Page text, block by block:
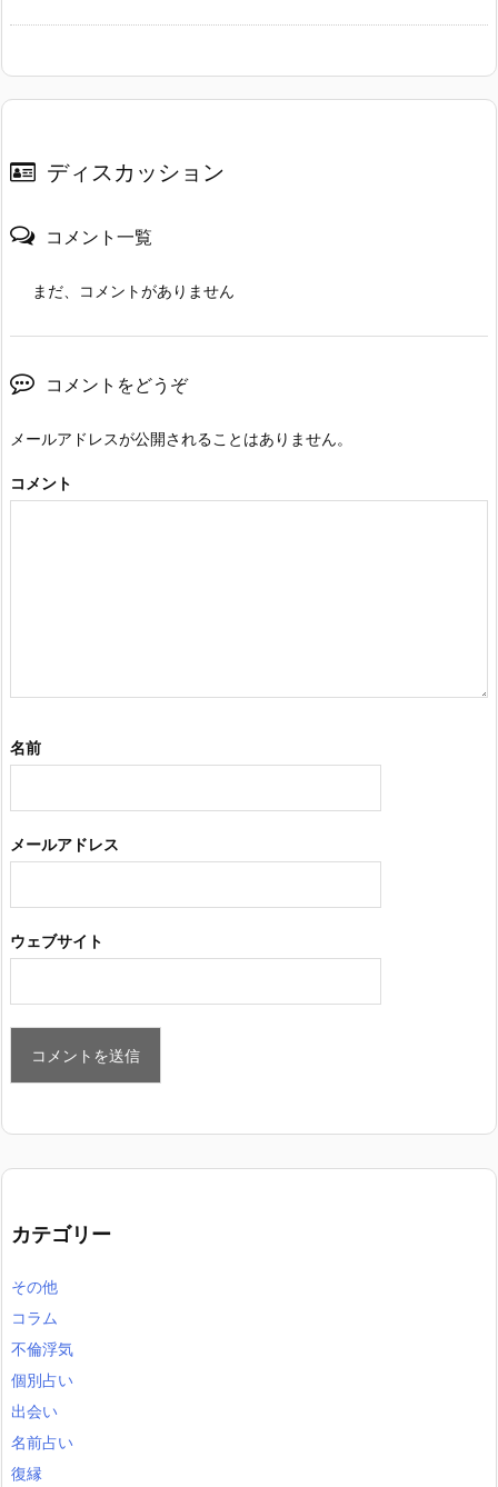
ディスカッション
コメント一覧
まだ、コメントがありません
コメントをどうぞ
メールアドレスが公開されることはありません。
コメント
名前
メールアドレス
ウェブサイト
カテゴリー
その他
コラム
不倫浮気
個別占い
出会い
名前占い
復縁